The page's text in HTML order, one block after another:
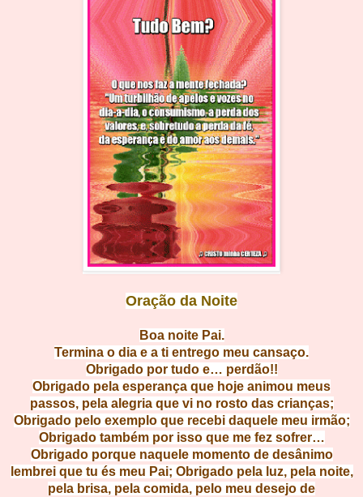
Oração da Noite
Boa noite Pai.
Termina o dia e a ti entrego meu cansaço.
Obrigado por tudo e… perdão!!
Obrigado pela esperança que hoje animou meus
passos, pela alegria que vi no rosto das crianças;
Obrigado pelo exemplo que recebi daquele meu irmão;
Obrigado também por isso que me fez sofrer…
Obrigado porque naquele momentode desânimo
lembrei que tu és meu Pai; Obrigado pela luz, pela noite,
pela brisa, pela comida, pelo meu desejo de